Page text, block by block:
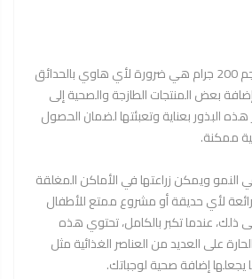
بذور الفجل من أبازير بحجم 200 جرام هي ضرورة لأي هاوي بالحدائق
بعض المنتجات الطازجة والصحية إلى
هذه البذور بعناية وتعبئتها لضمان الحصول
ممكنة.
النمو ويمكن زراعتها في الأماكن المغلقة
لأي حديقة أو مشروع ممتع للأطفال
ذلك، عندما تكبر بالكامل، تحتوي هذه
على العديد من العناصر الغذائية مثل
يجعلها إضافة صحية لوجباتك.